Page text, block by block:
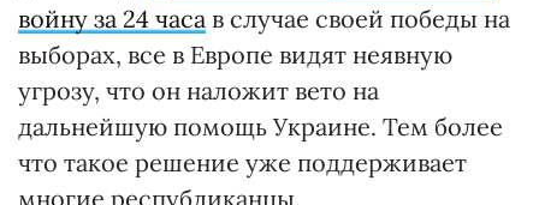
войну за 24 часа в случае своей победы на
выборах, все в Европе видят неявную
угрозу, что он наложит вето на
дальнейшую помощь Украине. Тем более
что такое решение уже поддерживает
многие республиканцы.